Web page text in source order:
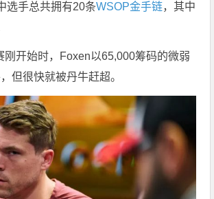
选手总共拥有20条WSOP金手链，其中
刚开始时，Foxen以65,000筹码的微弱
但很快就被丹牛赶超。